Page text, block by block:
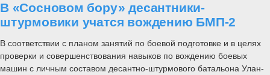
В «Сосновом бору» десантники-
штурмовики учатся вождению БМП-2
В соответствии с планом занятий по боевой подготовке и в целях
проверки и совершенствования навыков по вождению боевых
машин с личным составом десантно-штурмового батальона Улан-